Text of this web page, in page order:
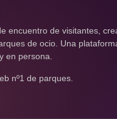
encuentro de visitantes,
de ocio. Una
en persona.
nº1 de parques.